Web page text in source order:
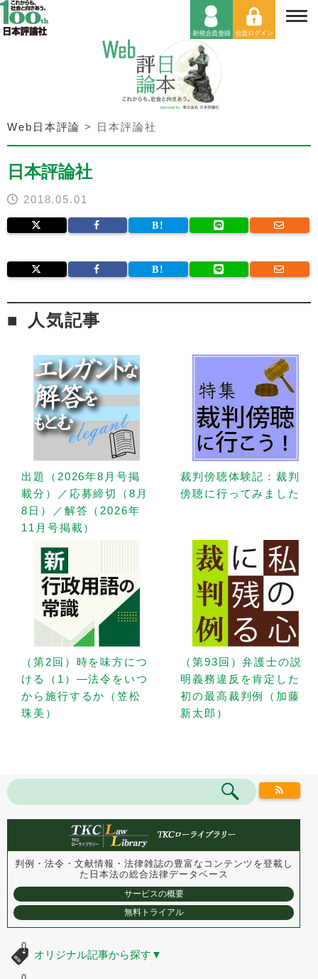
Web日本評論 > 日本評論社
日本評論社
2018.05.01
人気記事
出題（2026年8月号掲
載分）／応募締切（8月
8日）／解答（2026年
11月号掲載）
裁判傍聴体験記：裁判
傍聴に行ってみました
（第2回）時を味方につ
ける（1）—法令をいつ
から施行するか（笠松
珠美）
（第93回）弁護士の説
明義務違反を肯定した
初の最高裁判例（加藤
新太郎）
判例・法令・文献情報・法律雑誌の豊富なコンテンツを登載し
た 日本法の総合法律データベース
サービスの概要
無料トライアル
オリジナル記事から探す ▼